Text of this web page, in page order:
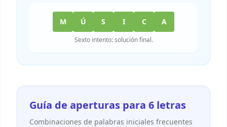
M Ú S I C A
Sexto intento: solución final.
Guía de aperturas para 6 letras
Combinaciones de palabras iniciales frecuentes